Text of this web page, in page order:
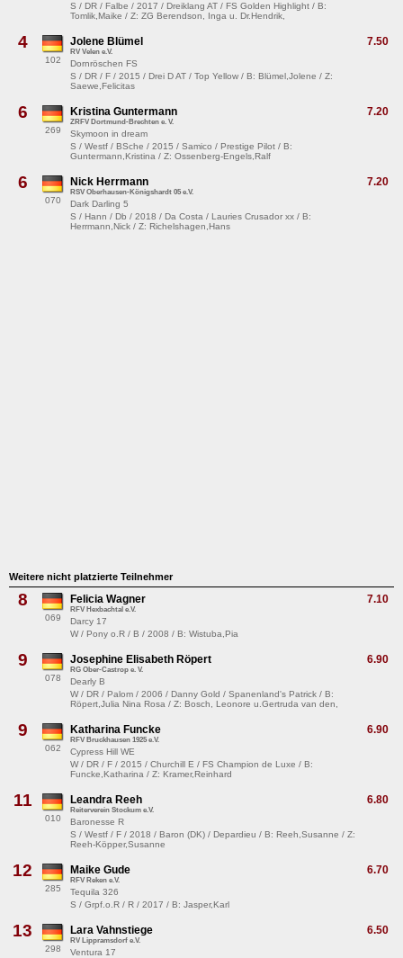
S / DR / Falbe / 2017 / Dreiklang AT / FS Golden Highlight / B:
Tomlik,Maike / Z: ZG Berendson, Inga u. Dr.Hendrik,
4
102
7.50
Jolene Blümel
RV Velen e.V.
Dornröschen FS
S / DR / F / 2015 / Drei D AT / Top Yellow / B: Blümel,Jolene / Z:
Saewe,Felicitas
6
269
7.20
Kristina Guntermann
ZRFV Dortmund-Brechten e. V.
Skymoon in dream
S / Westf / BSche / 2015 / Samico / Prestige Pilot / B:
Guntermann,Kristina / Z: Ossenberg-Engels,Ralf
6
070
7.20
Nick Herrmann
RSV Oberhausen-Königshardt 05 e.V.
Dark Darling 5
S / Hann / Db / 2018 / Da Costa / Lauries Crusador xx / B:
Herrmann,Nick / Z: Richelshagen,Hans
Weitere nicht platzierte Teilnehmer
8
069
7.10
Felicia Wagner
RFV Hexbachtal e.V.
Darcy 17
W / Pony o.R / B / 2008 / B: Wistuba,Pia
9
078
6.90
Josephine Elisabeth Röpert
RG Ober-Castrop e. V.
Dearly B
W / DR / Palom / 2006 / Danny Gold / Spanenland's Patrick / B:
Röpert,Julia Nina Rosa / Z: Bosch, Leonore u.Gertruda van den,
9
062
6.90
Katharina Funcke
RFV Bruckhausen 1925 e.V.
Cypress Hill WE
W / DR / F / 2015 / Churchill E / FS Champion de Luxe / B:
Funcke,Katharina / Z: Kramer,Reinhard
11
010
6.80
Leandra Reeh
Reiterverein Stockum e.V.
Baronesse R
S / Westf / F / 2018 / Baron (DK) / Depardieu / B: Reeh,Susanne / Z:
Reeh-Köpper,Susanne
12
285
6.70
Maike Gude
RFV Reken e.V.
Tequila 326
S / Grpf.o.R / R / 2017 / B: Jasper,Karl
13
298
6.50
Lara Vahnstiege
RV Lippramsdorf e.V.
Ventura 17